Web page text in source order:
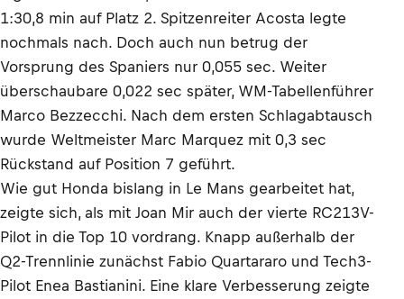
1:30,8 min auf Platz 2. Spitzenreiter Acosta legte
nochmals nach. Doch auch nun betrug der
Vorsprung des Spaniers nur 0,055 sec. Weiter
überschaubare 0,022 sec später, WM-Tabellenführer
Marco Bezzecchi. Nach dem ersten Schlagabtausch
wurde Weltmeister Marc Marquez mit 0,3 sec
Rückstand auf Position 7 geführt.
Wie gut Honda bislang in Le Mans gearbeitet hat,
zeigte sich, als mit Joan Mir auch der vierte RC213V-
Pilot in die Top 10 vordrang. Knapp außerhalb der
Q2-Trennlinie zunächst Fabio Quartararo und Tech3-
Pilot Enea Bastianini. Eine klare Verbesserung zeigte